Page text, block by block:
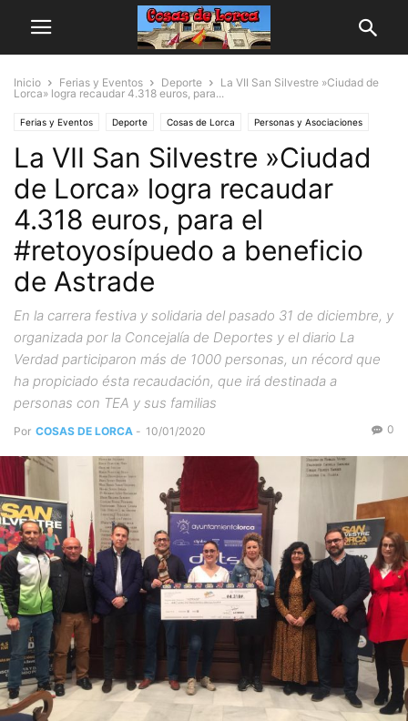
Inicio Ferias y Eventos Deporte
La VII San Silvestre »Ciudad de
Lorca» logra recaudar 4.318 euros, para...
Ferias y Eventos Deporte Cosas de Lorca Personas y Asociaciones
La VII San Silvestre »Ciudad
de Lorca» logra recaudar
4.318 euros, para el
#retoyosípuedo a beneficio
de Astrade
En la carrera festiva y solidaria del pasado 31 de diciembre, y
organizada por la Concejalía de Deportes y el diario La
Verdad participaron más de 1000 personas, un récord que
ha propiciado ésta recaudación, que irá destinada a
personas con TEA y sus familias
Por COSAS DE LORCA - 10/01/2020 0